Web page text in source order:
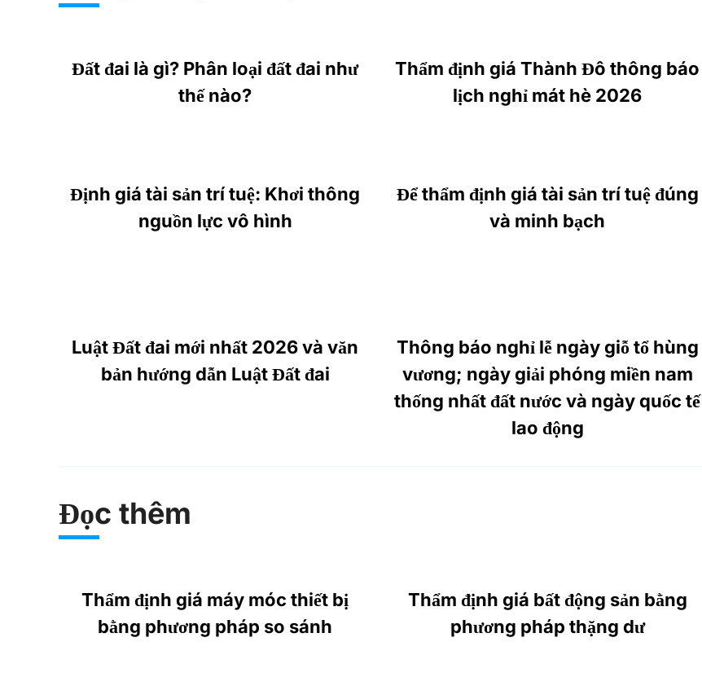
Đất đai là gì? Phân loại đất đai như
thế nào?
Thẩm định giá Thành Đô thông báo
lịch nghỉ mát hè 2026
Định giá tài sản trí tuệ: Khơi thông
nguồn lực vô hình
Để thẩm định giá tài sản trí tuệ đúng
và minh bạch
Luật Đất đai mới nhất 2026 và văn
bản hướng dẫn Luật Đất đai
Thông báo nghỉ lễ ngày giỗ tổ hùng
vương; ngày giải phóng miền nam
thống nhất đất nước và ngày quốc tế
lao động
Đọc thêm
Thẩm định giá máy móc thiết bị
bằng phương pháp so sánh
Thẩm định giá bất động sản bằng
phương pháp thặng dư